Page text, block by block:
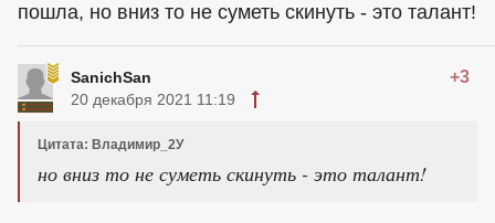
пошла, но вниз то не суметь скинуть - это талант!
SanichSan +3
20 декабря 2021 11:19
Цитата: Владимир_2У
но вниз то не суметь скинуть - это талант!